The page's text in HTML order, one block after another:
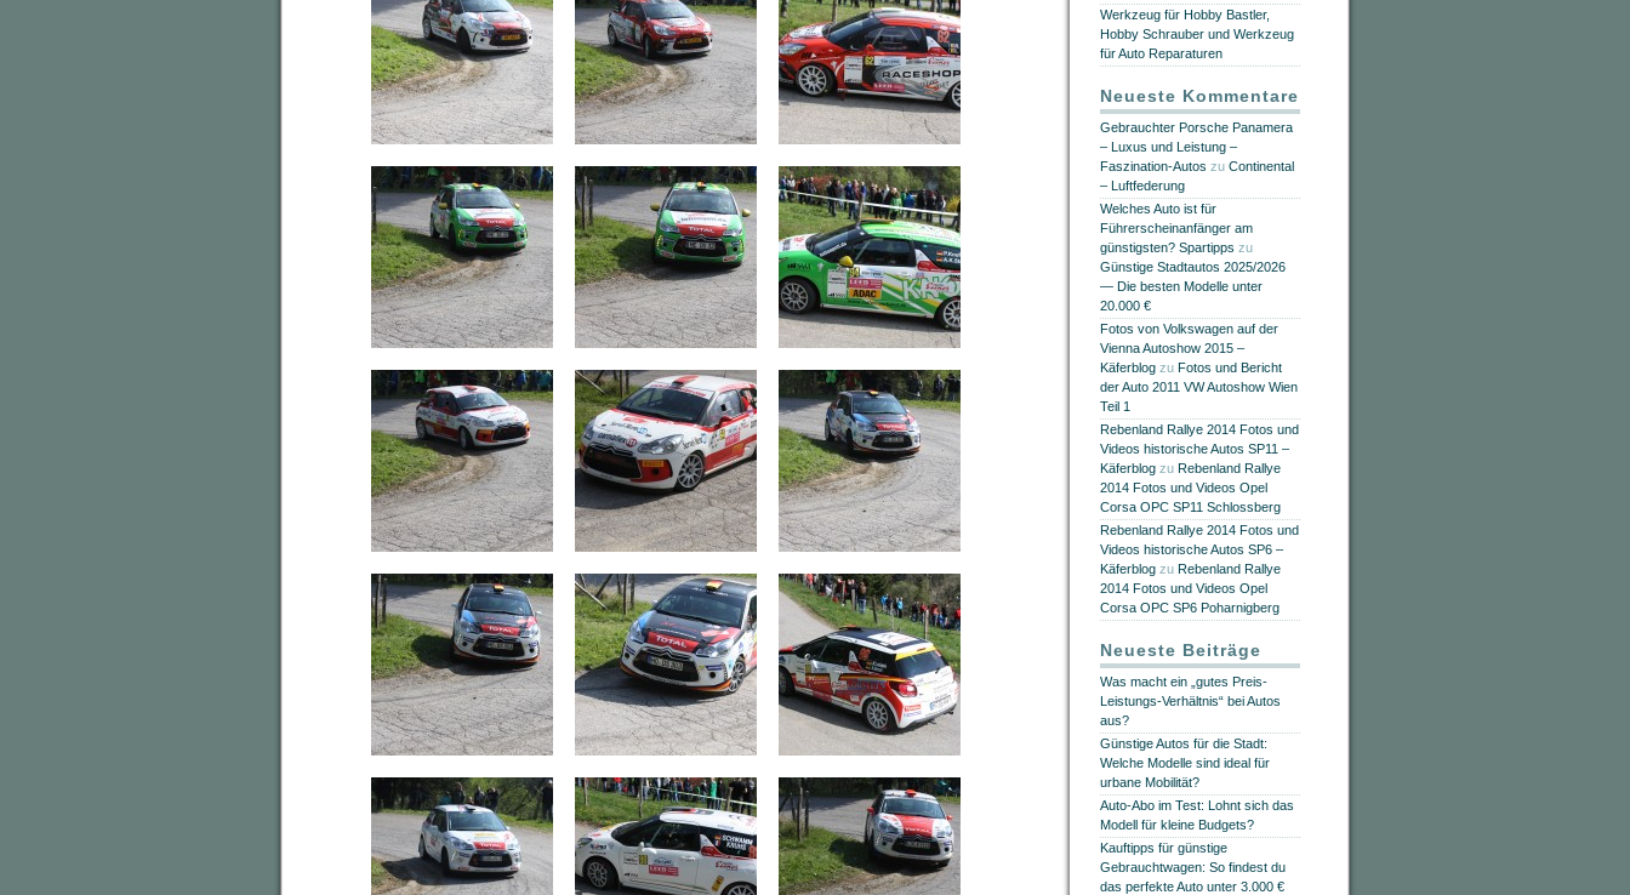
Werkzeug für Hobby Bastler,
Hobby Schrauber und Werkzeug
für Auto Reparaturen
Neueste Kommentare
Gebrauchter Porsche Panamera
– Luxus und Leistung –
Faszination-Autos zu Continental
– Luftfederung
Welches Auto ist für
Führerscheinanfänger am
günstigsten? Spartipps zu
Günstige Stadtautos 2025/2026
— Die besten Modelle unter
20.000 €
Fotos von Volkswagen auf der
Vienna Autoshow 2015 –
Käferblog zu Fotos und Bericht
der Auto 2011 VW Autoshow Wien
Teil 1
Rebenland Rallye 2014 Fotos und
Videos historische Autos SP11 –
Käferblog zu Rebenland Rallye
2014 Fotos und Videos Opel
Corsa OPC SP11 Schlossberg
Rebenland Rallye 2014 Fotos und
Videos historische Autos SP6 –
Käferblog zu Rebenland Rallye
2014 Fotos und Videos Opel
Corsa OPC SP6 Poharnigberg
Neueste Beiträge
Was macht ein „gutes Preis-
Leistungs-Verhältnis“ bei Autos
aus?
Günstige Autos für die Stadt:
Welche Modelle sind ideal für
urbane Mobilität?
Auto-Abo im Test: Lohnt sich das
Modell für kleine Budgets?
Kauftipps für günstige
Gebrauchtwagen: So findest du
das perfekte Auto unter 3.000 €